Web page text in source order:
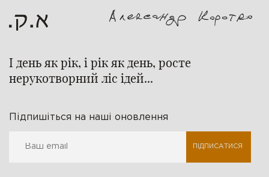
І день як рік, і рік як день, росте
нерукотворний ліс ідей...
Підпишіться на наші оновлення
ПІДПИСАТИСЯ